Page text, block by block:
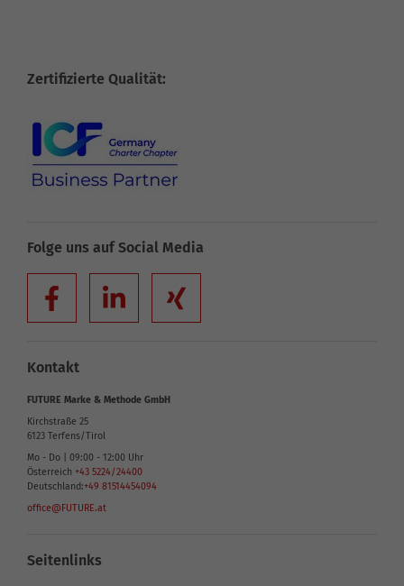
Zertifizierte Qualität:
Folge uns auf Social Media
Kontakt
FUTURE Marke & Methode GmbH
Kirchstraße 25
6123 Terfens/Tirol
Mo - Do | 09:00 - 12:00 Uhr
Österreich +43 5224/24400
Deutschland:+49 81514454094
office@FUTURE.at
Seitenlinks